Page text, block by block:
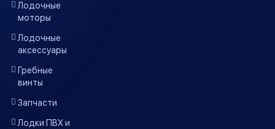
Лодочные
моторы
Лодочные
аксессуары
Гребные
винты
Запчасти
Лодки ПВХ и